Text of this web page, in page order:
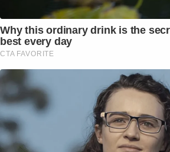
Why this ordinary drink is the
best every day
CTA FAVORITE